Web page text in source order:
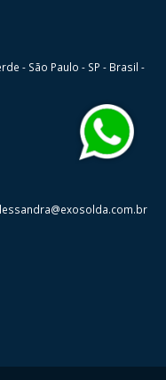
- São Paulo - SP - Brasil -